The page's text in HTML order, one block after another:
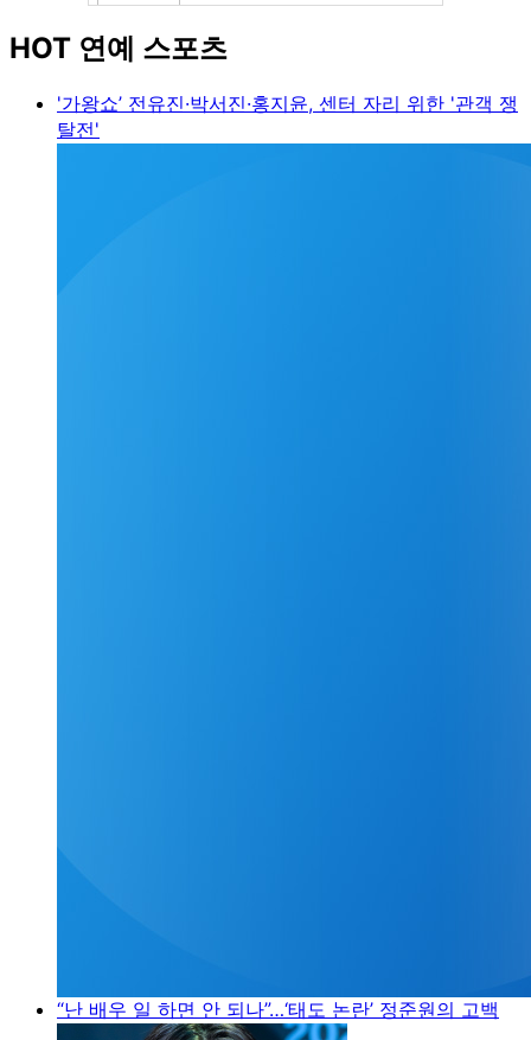
HOT 연예 스포츠
'가왕쇼’ 전유진·박서진·홍지윤, 센터 자리 위한 '관객 쟁
탈전'
“난 배우 일 하면 안 되나”…‘태도 논란’ 정준원의 고백